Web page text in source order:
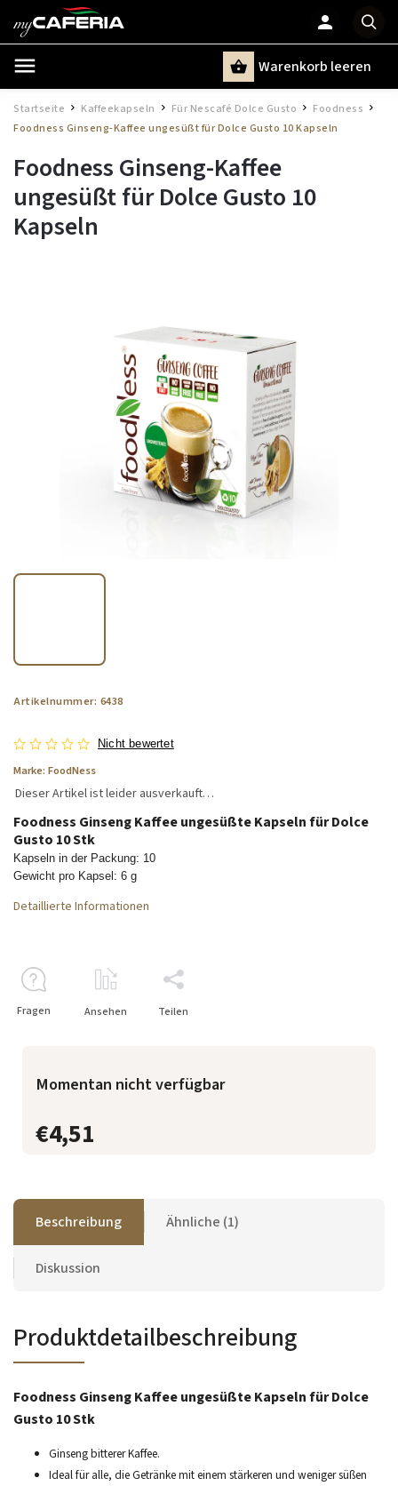
Warenkorb leeren
Startseite / Kaffeekapseln Für Nescafé Dolce Gusto / Foodness /
Foodness Ginseng-Kaffee ungesüßt für Dolce Gusto 10 Kapseln
Foodness Ginseng-Kaffee
ungesüßt für Dolce Gusto 10
Kapseln
Artikelnummer: 6438
Nicht bewertet
Marke: FoodNess
€4,51
Momentan nicht verfügbar
Dieser Artikel ist leider ausverkauft…
Foodness Ginseng Kaffee ungesüßte Kapseln für Dolce
Gusto 10 Stk
Kapseln in der Packung: 10
Gewicht pro Kapsel: 6 g
Detaillierte Informationen
Fragen Ansehen Teilen
Beschreibung Ähnliche (1)
Diskussion
Produktdetailbeschreibung
Foodness Ginseng Kaffee ungesüßte Kapseln für Dolce
Gusto 10 Stk
Ginseng bitterer Kaffee.
Ideal für alle, die Getränke mit einem stärkeren und weniger süßen